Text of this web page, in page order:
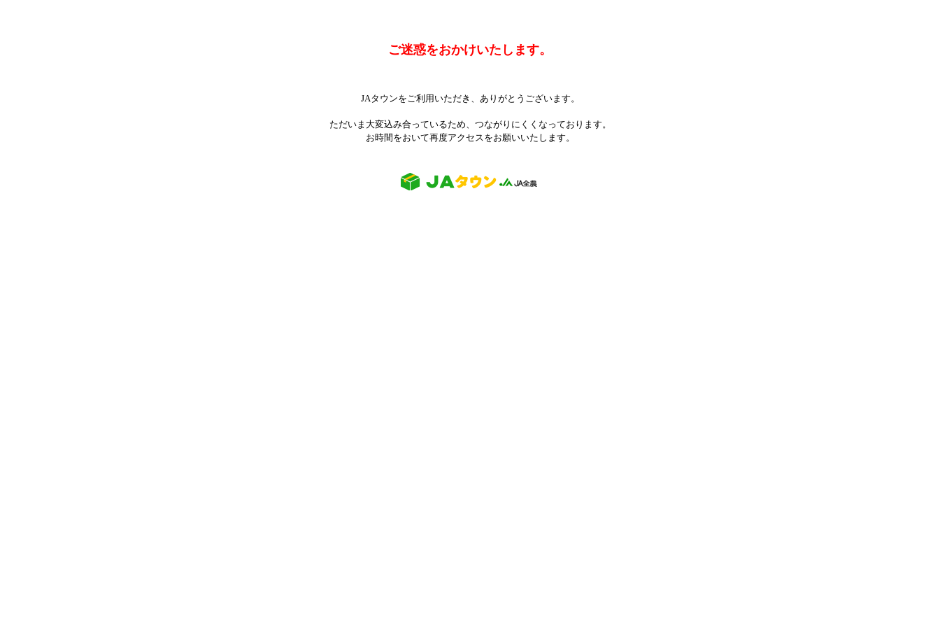
ご迷惑をおかけいたします。
JAタウンをご利用いただき、ありがとうございます。
ただいま大変込み合っているため、つながりにくくなっております。
お時間をおいて再度アクセスをお願いいたします。